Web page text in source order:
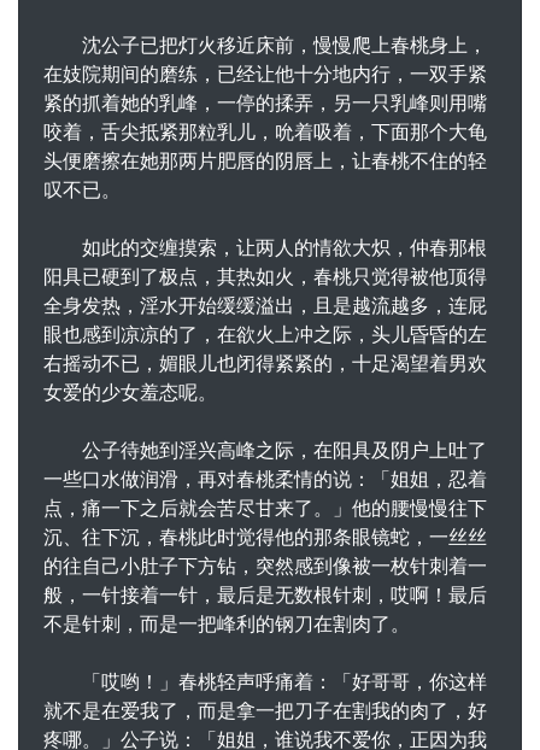
沈公子已把灯火移近床前，慢慢爬上春桃身上，
在妓院期间的磨练，已经让他十分地内行，一双手紧
紧的抓着她的乳峰，一停的揉弄，另一只乳峰则用嘴
咬着，舌尖抵紧那粒乳儿，吮着吸着，下面那个大龟
头便磨擦在她那两片肥唇的阴唇上，让春桃不住的轻
叹不已。
如此的交缠摸索，让两人的情欲大炽，仲春那根
阳具已硬到了极点，其热如火，春桃只觉得被他顶得
全身发热，淫水开始缓缓溢出，且是越流越多，连屁
眼也感到凉凉的了，在欲火上冲之际，头儿昏昏的左
右摇动不已，媚眼儿也闭得紧紧的，十足渴望着男欢
女爱的少女羞态呢。
公子待她到淫兴高峰之际，在阳具及阴户上吐了
一些口水做润滑，再对春桃柔情的说：「姐姐，忍着
点，痛一下之后就会苦尽甘来了。」他的腰慢慢往下
沉、往下沉，春桃此时觉得他的那条眼镜蛇，一丝丝
的往自己小肚子下方钻，突然感到像被一枚针刺着一
般，一针接着一针，最后是无数根针刺，哎啊！最后
不是针刺，而是一把峰利的钢刀在割肉了。
「哎哟！」春桃轻声呼痛着：「好哥哥，你这样
就不是在爱我了，而是拿一把刀子在割我的肉了，好
疼哪。」公子说：「姐姐，谁说我不爱你，正因为我